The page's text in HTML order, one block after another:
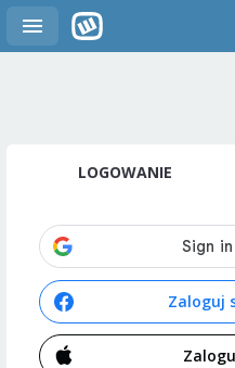
LOGOWANIE
Zaloguj